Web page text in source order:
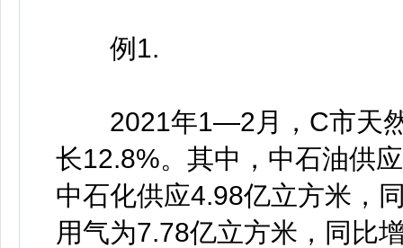
例1.
2021年1—2月，C市天然
长12.8%。其中，中石油供
中石化供应4.98亿立方米，
用气为7.78亿立方米，同比